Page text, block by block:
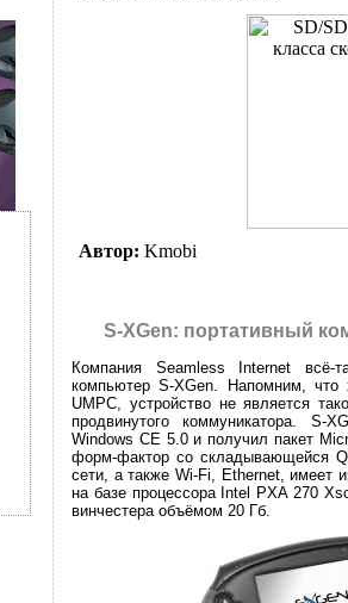
Автор: Kmobi
S-XGen: портативный
Компания Seamless Internet всё-
компьютер S-XGen. Напомним, что
UMPC, устройство не является
продвинутого коммуникатора. S-
Windows CE 5.0 и получил пакет
форм-фактор со складывающейся
сети, а также Wi-Fi, Ethernet, имеет
на базе процессора Intel PXA 270
винчестера объёмом 20 Гб.